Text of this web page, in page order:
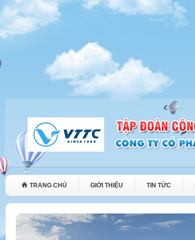
TRANG CHỦ GIỚI THIỆU TIN TỨC